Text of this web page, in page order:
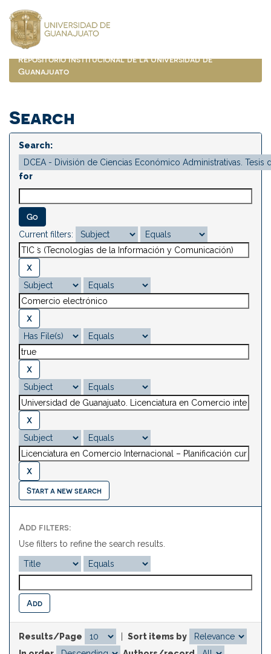
navigation
Repositorio Institucional de la Universidad de
Guanajuato
Search
Search:
for
Current filters:
Start a new search
Add filters:
Use filters to refine the search results.
Results/Page
Sort items by